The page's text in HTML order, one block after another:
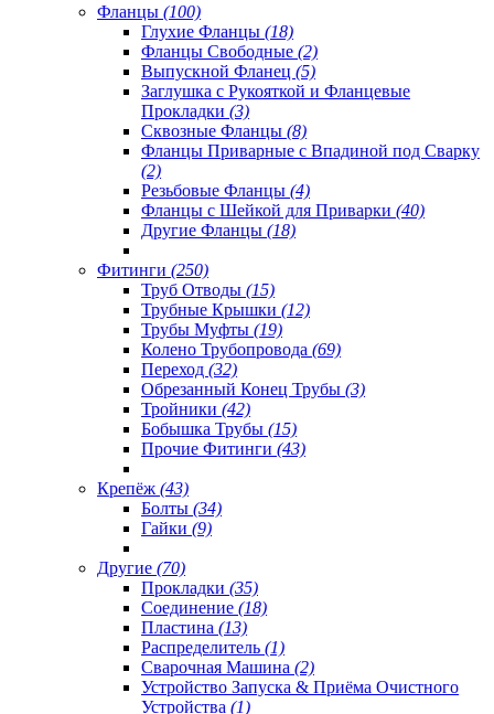
Фланцы (100)
Глухие Фланцы (18)
Фланцы Свободные (2)
Выпускной Фланец (5)
Заглушка с Рукояткой и Фланцевые
Прокладки (3)
Сквозные Фланцы (8)
Фланцы Приварные с Впадиной под Сварку
(2)
Резьбовые Фланцы (4)
Фланцы с Шейкой для Приварки (40)
Другие Фланцы (18)
Фитинги (250)
Труб Отводы (15)
Трубные Крышки (12)
Трубы Муфты (19)
Колено Трубопровода (69)
Переход (32)
Обрезанный Конец Трубы (3)
Тройники (42)
Бобышка Трубы (15)
Прочие Фитинги (43)
Крепёж (43)
Болты (34)
Гайки (9)
Другие (70)
Прокладки (35)
Соединение (18)
Пластина (13)
Распределитель (1)
Сварочная Машина (2)
Устройство Запуска & Приёма Очистного
Устройства (1)